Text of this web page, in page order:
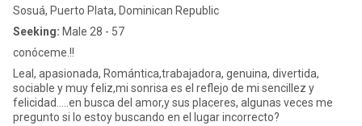
Sosuá, Puerto Plata, Dominican Republic
Seeking: Male 28 - 57
conóceme.!!
Leal, apasionada, Romántica,trabajadora, genuina, divertida,
sociable y muy feliz,mi sonrisa es el reflejo de mi sencillez y
felicidad.....en busca del amor,y sus placeres, algunas veces me
pregunto si lo estoy buscando en el lugar incorrecto?